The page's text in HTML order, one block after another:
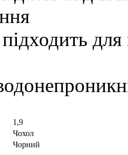
1,9
Чохол
Чорний